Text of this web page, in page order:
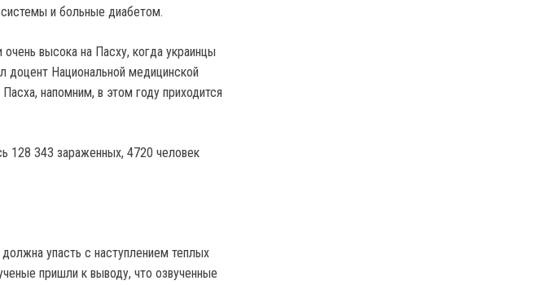
и больные диабетом.
высока на Пасху, когда украинцы
доцент Национальной медицинской
напомним, в этом году приходится
128 343 зараженных, 4720 человек
упасть с наступлением теплых
пришли к выводу, что озвученные